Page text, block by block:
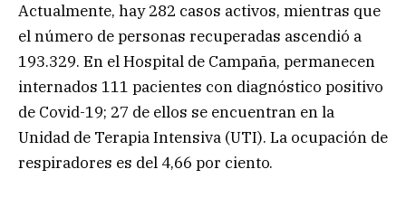
Actualmente, hay 282 casos activos, mientras que
el número de personas recuperadas ascendió a
193.329. En el Hospital de Campaña, permanecen
internados 111 pacientes con diagnóstico positivo
de Covid-19; 27 de ellos se encuentran en la
Unidad de Terapia Intensiva (UTI). La ocupación de
respiradores es del 4,66 por ciento.